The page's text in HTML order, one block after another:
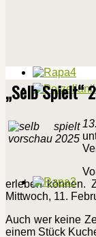
„Selb Spielt“
erleben können.
Mittwoch, 11.
Auch wer keine
einem Stück